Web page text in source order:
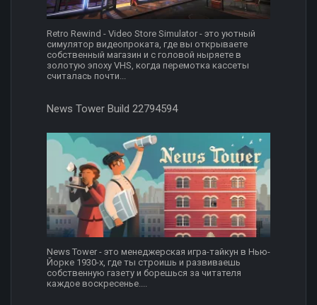
Retro Rewind - Video Store Simulator - это уютный
симулятор видеопроката, где вы открываете
собственный магазин и с головой ныряете в
золотую эпоху VHS, когда перемотка кассеты
считалась почти...
News Tower Build 22794594
News Tower - это менеджерская игра-тайкун в Нью-
Йорке 1930-х, где ты строишь и развиваешь
собственную газету и борешься за читателя
каждое воскресенье....